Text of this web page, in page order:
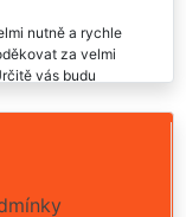
nutně a rychle
za velmi
vás budu
velmi spokojená.
Vždy jsem